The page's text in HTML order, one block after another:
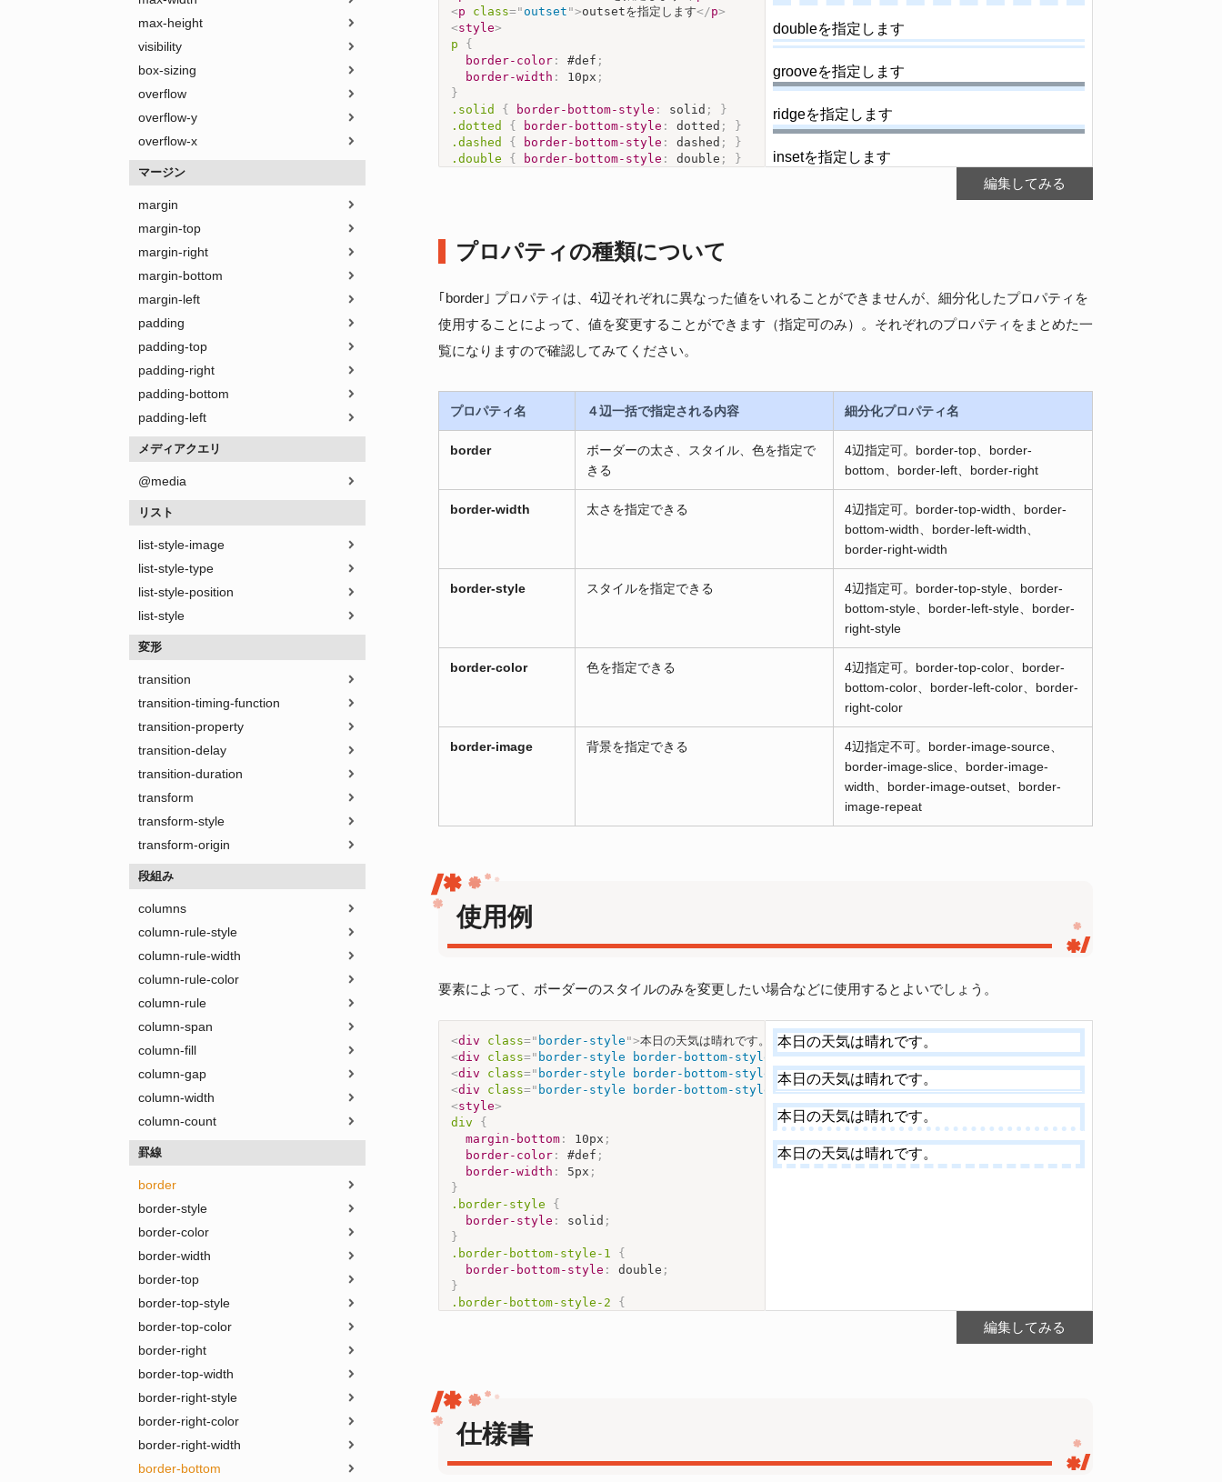
<p class="outset ">outsetを指定します</p>
<style>
p
{
border-color : #def ;
border-width : 10px ;
}
.solid
{ border-bottom-style : solid ;
}
.dotted
{ border-bottom-style : dotted ;
}
.dashed
{ border-bottom-style : dashed ;
}
.double
{ border-bottom-style : double ;
}
</style
編集してみる
プロパティの種類について
｢border｣ プロパティは、4辺それぞれに異なった値をいれることができませんが、細分化したプロパティを
使用することによって、値を変更することができます（指定可のみ）。それぞれのプロパティをまとめた一
覧になりますので確認してみてください。
プロパティ名 ４辺一括で指定される内容 細分化プロパティ名
border
ボーダーの太さ、スタイル、色を指定で
きる
4辺指定可。border-top、border-
bottom、border-left、border-right
border-width 太さを指定できる
4辺指定可。border-top-width、border-
bottom-width、border-left-width、
border-right-width
border-style スタイルを指定できる
4辺指定可。border-top-style、border-
bottom-style、border-left-style、border-
right-style
border-color 色を指定できる
4辺指定可。border-top-color、border-
bottom-color、border-left-color、border-
right-color
border-image 背景を指定できる
4辺指定不可。border-image-source、
border-image-slice、border-image-
width、border-image-outset、border-
image-repeat
使用例
要素によって、ボーダーのスタイルのみを変更したい場合などに使用するとよいでしょう。
<div class=" border-style ">本日の天気は晴れです。 </div >
<div class=" border-style border-bottom-style-1">本日の天気は晴れです。</div>
<div class=" border-style border-bottom-style-2">本日の天気は晴れです。</div>
<div class=" border-style border-bottom-style-3">本日の天気は晴れです。</div>
<style>
div
{
margin-bottom : 10px ;
border-color : #def ;
border-width : 5px ;
}
.border-style
{
border-style : solid ;
}
.border-bottom-style-1
{
border-bottom-style : double ;
}
.border-bottom-style-2
{
</ style
編集してみる
仕様書
max-height
visibility
box-sizing
overflow
overflow-y
overflow-x
マージン
margin
margin-top
margin-right
margin-bottom
margin-left
padding
padding-top
padding-right
padding-bottom
padding-left
メディアクエリ
@media
リスト
list-style-image
list-style-type
list-style-position
list-style
変形
transition
transition-timing-function
transition-property
transition-delay
transition-duration
transform
transform-style
transform-origin
段組み
columns
column-rule-style
column-rule-width
column-rule-color
column-rule
column-span
column-fill
column-gap
column-width
column-count
罫線
border
border-style
border-color
border-width
border-top
border-top-style
border-top-color
border-right
border-top-width
border-right-style
border-right-color
border-right-width
border-bottom